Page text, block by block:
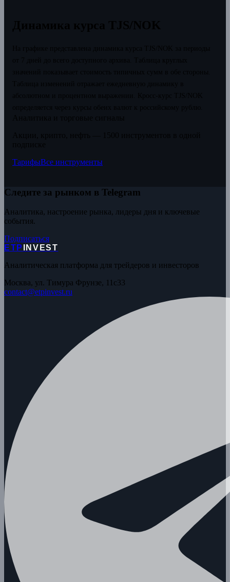
ТарифыВсе инструменты
Следите за рынком в Telegram
Аналитика, настроение рынка, лидеры дня и ключевые
события.
Подписаться
ETP
INVEST
Аналитическая платформа для трейдеров и инвесторов
Москва, ул. Тимура Фрунзе, 11с33
contact@etpinvest.ru